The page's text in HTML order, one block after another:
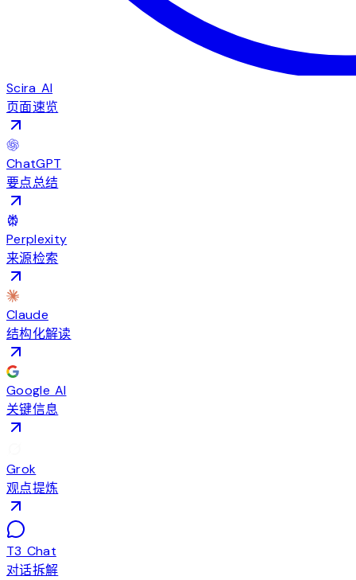
Scira AI
页面速览
ChatGPT
要点总结
Perplexity
来源检索
Claude
结构化解读
Google AI
关键信息
Grok
观点提炼
T3 Chat
对话拆解